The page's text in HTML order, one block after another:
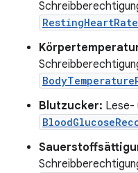
Blutzucker: Lese-